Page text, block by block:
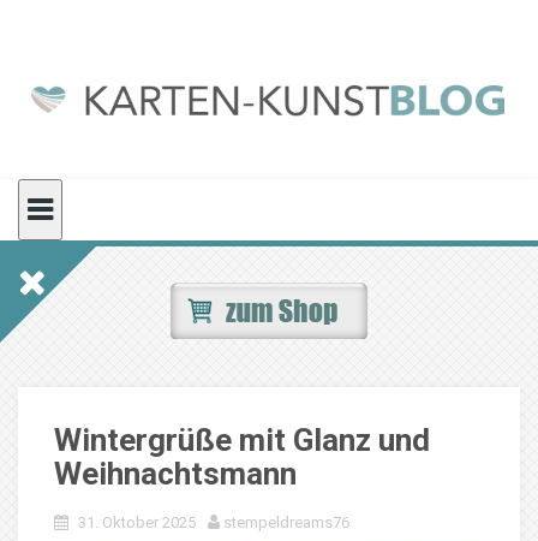
Wintergrüße mit Glanz und
Weihnachtsmann
31. Oktober 2025 stempeldreams76